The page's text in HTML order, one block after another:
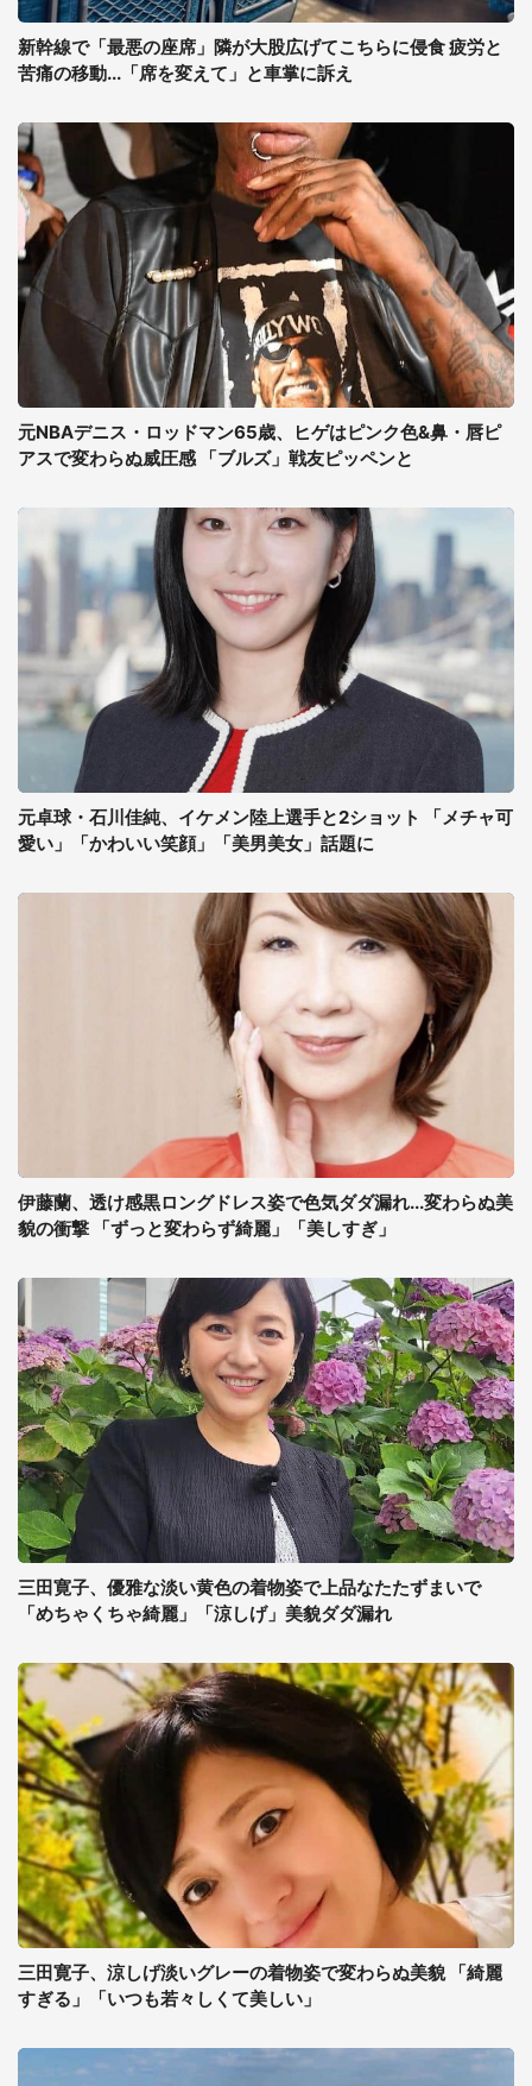
新幹線で「最悪の座席」隣が大股広げてこちらに侵食 疲労と
苦痛の移動...「席を変えて」と車掌に訴え
元NBAデニス・ロッドマン65歳、ヒゲはピンク色&鼻・唇ピ
アスで変わらぬ威圧感 「ブルズ」戦友ピッペンと
元卓球・石川佳純、イケメン陸上選手と2ショット 「メチャ可
愛い」「かわいい笑顔」「美男美女」話題に
伊藤蘭、透け感黒ロングドレス姿で色気ダダ漏れ...変わらぬ美
貌の衝撃 「ずっと変わらず綺麗」「美しすぎ」
三田寛子、優雅な淡い黄色の着物姿で上品なたたずまいで
「めちゃくちゃ綺麗」「涼しげ」美貌ダダ漏れ
三田寛子、涼しげ淡いグレーの着物姿で変わらぬ美貌 「綺麗
すぎる」「いつも若々しくて美しい」